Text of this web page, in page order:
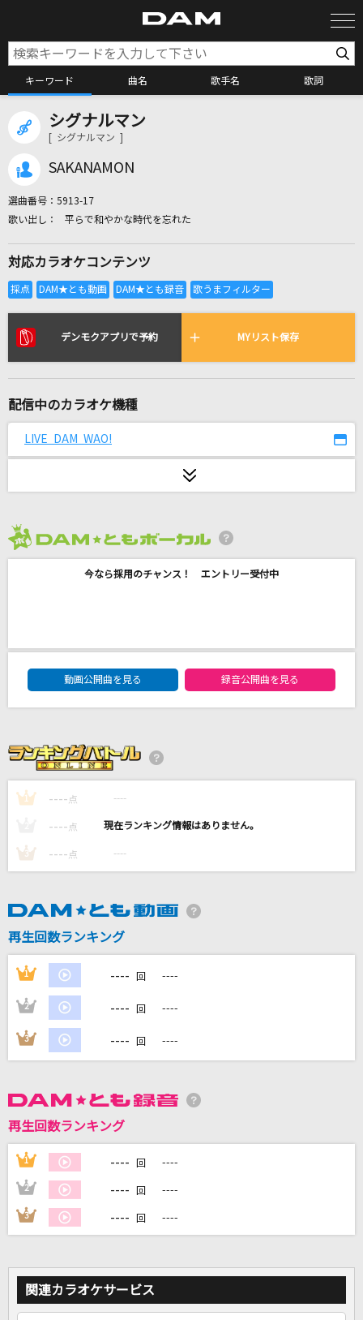
キーワード 曲名 歌手名 歌詞
カラオケ検索
全国りれき
リアルタイムで歌われている曲の一覧
[生音]ORION
想像以上
SawanoHiroyuki[nZk]:Tielle
アカペラ
福山雅治
Lemon
[生音]突然
＝LOVE
カラオケ最新情報をチェック！
シグナルマン
[ シグナルマン ]
SAKANAMON
選曲番号： 5913-17
平らで和やかな時代を忘れた
対応カラオケコンテンツ
デンモクアプリで予約 MYリスト保存
配信中のカラオケ機種
LIVE DAM WAO!
今なら採用のチャンス！ エントリー受付中
DAM★ともボーカルエントリーランキング
動画公開曲を見る
録音公開曲を見る
1 ---- 点 ----
---- 点 ----
3 ---- 点 ----
再生回数ランキング
1 ---- 回 ----
2 ---- 回 ----
3 ---- 回 ----
再生回数ランキング
1 ---- 回 ----
2 ---- 回 ----
3 ---- 回 ----
関連カラオケサービス